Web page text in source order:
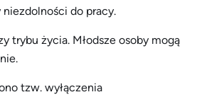
do pracy.
trybu życia. Młodsze osoby mogą
tzw. wyłączenia